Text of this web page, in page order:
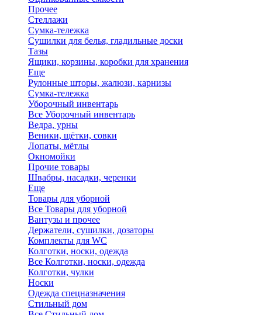
Прочее
Стеллажи
Сумка-тележка
Сушилки для белья, гладильные доски
Тазы
Ящики, корзины, коробки для хранения
Еще
Рулонные шторы, жалюзи, карнизы
Сумка-тележка
Уборочный инвентарь
Все Уборочный инвентарь
Ведра, урны
Веники, щётки, совки
Лопаты, мётлы
Окномойки
Прочие товары
Швабры, насадки, черенки
Еще
Товары для уборной
Все Товары для уборной
Вантузы и прочее
Держатели, сушилки, дозаторы
Комплекты для WC
Колготки, носки, одежда
Все Колготки, носки, одежда
Колготки, чулки
Носки
Одежда спецназначения
Стильный дом